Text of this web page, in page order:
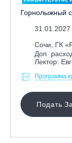
Горнолыжный
Сочи, ГК
Доп.
Лектор:
Программа
Подать